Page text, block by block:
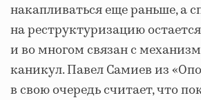
накапливаться еще раньше, а
на реструктуризацию
и во многом связан с
каникул. Павел Самиев из
в свою очередь считает, что